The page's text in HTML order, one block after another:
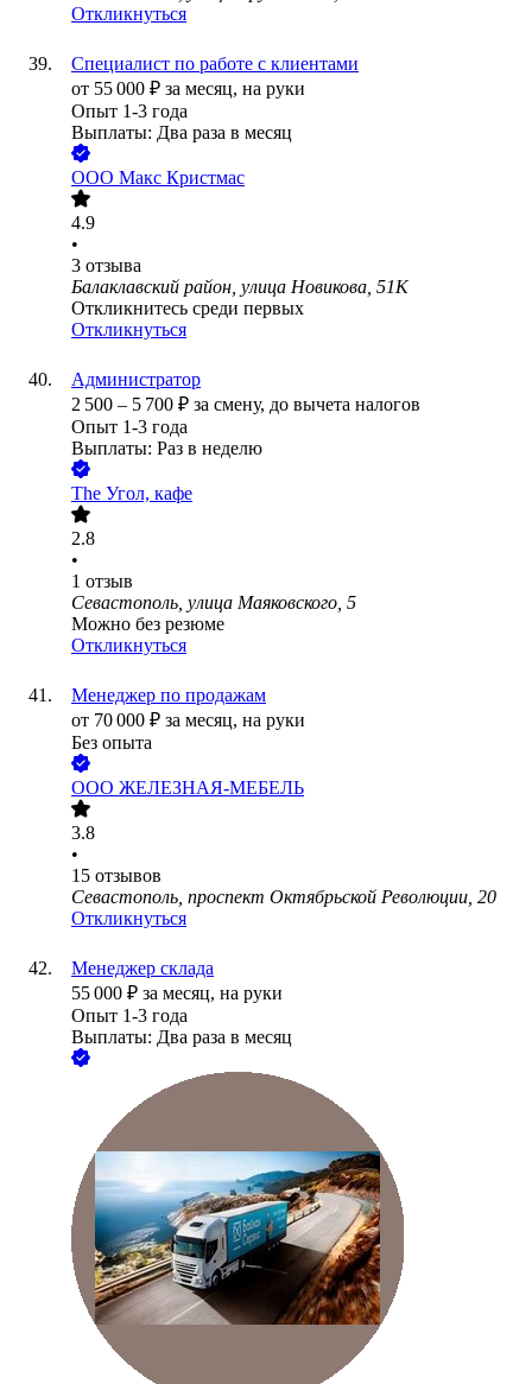
Откликнуться
Специалист по работе с клиентами
от 55 000 ₽ за месяц, на руки
Опыт 1-3 года
Выплаты: Два раза в месяц
ООО Макс Кристмас
4.9
•
3 отзыва
Балаклавский район, улица Новикова, 51К
Откликнитесь среди первых
Откликнуться
Администратор
2 500 – 5 700 ₽ за смену, до вычета налогов
Опыт 1-3 года
Выплаты: Раз в неделю
The Угол, кафе
2.8
•
1 отзыв
Севастополь, улица Маяковского, 5
Можно без резюме
Откликнуться
Менеджер по продажам
от 70 000 ₽ за месяц, на руки
Без опыта
ООО ЖЕЛЕЗНАЯ-МЕБЕЛЬ
3.8
•
15 отзывов
Севастополь, проспект Октябрьской Революции, 20
Откликнуться
Менеджер склада
55 000 ₽ за месяц, на руки
Опыт 1-3 года
Выплаты: Два раза в месяц